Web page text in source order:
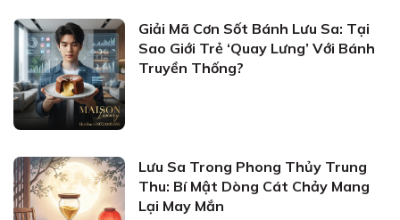
Giải Mã Cơn Sốt Bánh Lưu Sa: Tại
Sao Giới Trẻ ‘Quay Lưng’ Với Bánh
Truyền Thống?
Lưu Sa Trong Phong Thủy Trung
Thu: Bí Mật Dòng Cát Chảy Mang
Lại May Mắn